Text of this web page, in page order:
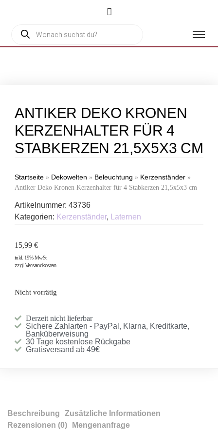
ANTIKER DEKO KRONEN
KERZENHALTER FÜR 4
STABKERZEN 21,5X5X3 CM
Startseite » Dekowelten » Beleuchtung » Kerzenständer »
Antiker Deko Kronen Kerzenhalter für 4 Stabkerzen 21,5x5x3 cm
Artikelnummer: 43736
Kategorien: Kerzenständer, Laternen
15,99 €
inkl. 19% MwSt.
zzgl. Versandkosten
Nicht vorrätig
Derzeit nicht lieferbar
Sichere Zahlarten - PayPal, Klarna, Kreditkarte,
Banküberweisung
30 Tage kostenlose Rückgabe
Gratisversand ab 49€
Beschreibung
Zusätzliche Informationen
Rezensionen (0)
Mengenanfrage